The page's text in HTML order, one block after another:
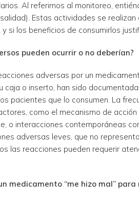
Al referirnos al monitoreo,
Estas actividades se
si los beneficios de consumirlos
pueden ocurrir o no deberían?
adversas por un
caja o inserto, han sido
pacientes que lo consumen. La
como el mecanismo de
o interacciones contemporáneas
adversas leves, que no
las reacciones pueden requerir
medicamento “me hizo mal” para